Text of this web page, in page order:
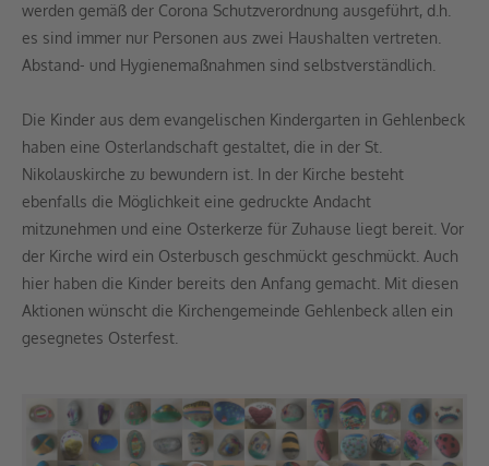
werden gemäß der Corona Schutzverordnung ausgeführt, d.h.
es sind immer nur Personen aus zwei Haushalten vertreten.
Abstand- und Hygienemaßnahmen sind selbstverständlich.
Die Kinder aus dem evangelischen Kindergarten in Gehlenbeck
haben eine Osterlandschaft gestaltet, die in der St.
Nikolauskirche zu bewundern ist. In der Kirche besteht
ebenfalls die Möglichkeit eine gedruckte Andacht
mitzunehmen und eine Osterkerze für Zuhause liegt bereit. Vor
der Kirche wird ein Osterbusch geschmückt geschmückt. Auch
hier haben die Kinder bereits den Anfang gemacht. Mit diesen
Aktionen wünscht die Kirchengemeinde Gehlenbeck allen ein
gesegnetes Osterfest.